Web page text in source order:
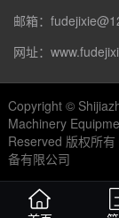
邮箱：
网址：
Copyright ©
Machinery
Reserved 版权所
备有限公司